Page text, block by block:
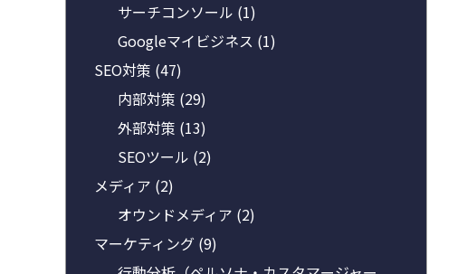
サーチコンソール (1)
Googleマイビジネス (1)
SEO対策 (47)
内部対策 (29)
外部対策 (13)
SEOツール (2)
メディア (2)
オウンドメディア (2)
マーケティング (9)